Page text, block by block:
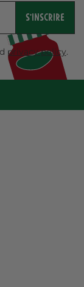
S'INSCRIRE
privacy policy.